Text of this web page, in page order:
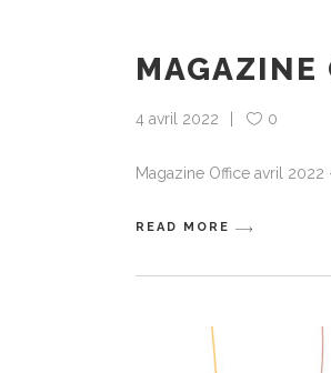
MAGAZINE
4 avril 2022 0
Magazine Office avril
READ MORE